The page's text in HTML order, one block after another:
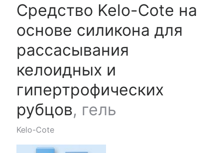
Средство Kelo-Cote на
основе силикона для
рассасывания
келоидных и
гипертрофических
рубцов, гель
Kelo-Cote